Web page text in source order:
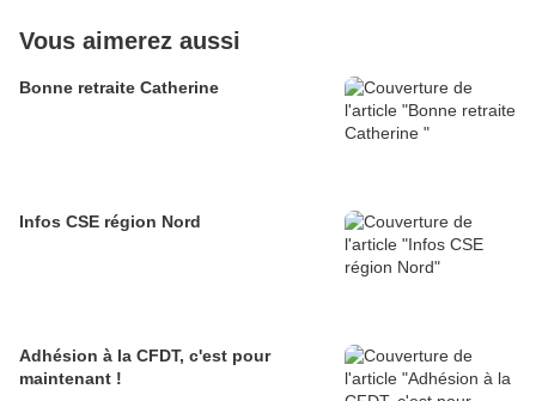
Vous aimerez aussi
Bonne retraite Catherine
Infos CSE région Nord
Adhésion à la CFDT, c'est pour
maintenant !